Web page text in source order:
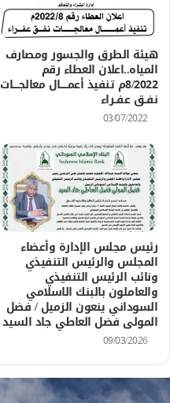
هيئة الطرق والجسور ومصارف
المياه..اعلان العطاء رقم
8/2022م تنفيذ أعمــــــال معالجـــــات
نفــق عفــراء
03/07/2022
رئيس مجلس الإدارة وأعضاء
المجلس والرئيس التنفيذي
ونائب الرئيس التنفيذي
والعاملون بالبنك الاسلامي
السوداني ينعون الزميل / فضل
المولى فضل العاطي جاد السيد
09/03/2026